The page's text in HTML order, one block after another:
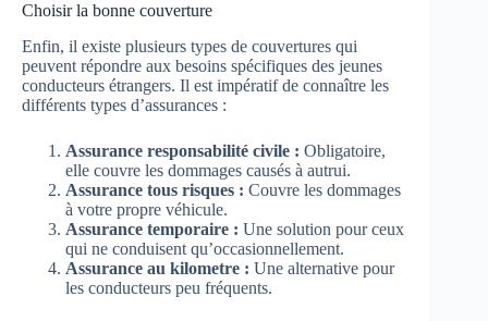
Choisir la bonne couverture
Enfin, il existe plusieurs types de couvertures qui
peuvent répondre aux besoins spécifiques des jeunes
conducteurs étrangers. Il est impératif de connaître les
différents types d’assurances :
Assurance responsabilité civile : Obligatoire,
elle couvre les dommages causés à autrui.
Assurance tous risques : Couvre les dommages
à votre propre véhicule.
Assurance temporaire : Une solution pour ceux
qui ne conduisent qu’occasionnellement.
Assurance au kilometre : Une alternative pour
les conducteurs peu fréquents.